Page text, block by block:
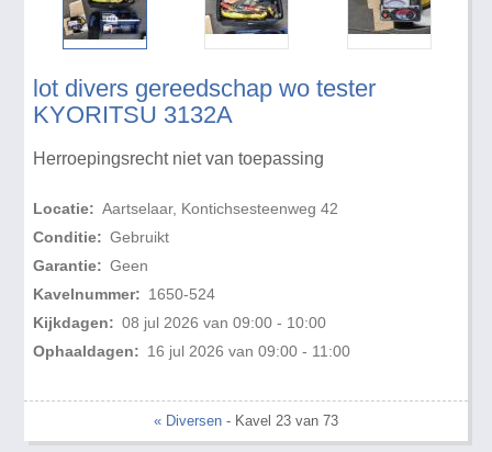
lot divers gereedschap wo tester
KYORITSU 3132A
Herroepingsrecht niet van toepassing
Locatie: Aartselaar, Kontichsesteenweg 42
Conditie: Gebruikt
Garantie: Geen
Kavelnummer: 1650-524
Kijkdagen: 08 jul 2026 van 09:00 - 10:00
Ophaaldagen: 16 jul 2026 van 09:00 - 11:00
« Diversen - Kavel 23 van 73